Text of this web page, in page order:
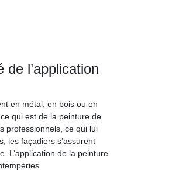
l’application
en métal, en bois ou en
qui est de la peinture de
professionnels, ce qui lui
les façadiers s’assurent
L’application de la peinture